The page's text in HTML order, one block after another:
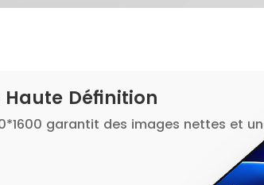
Définition
garantit des images nettes et